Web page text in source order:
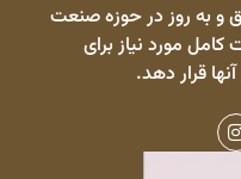
و به روز در حوزه صنعت
مورد نیاز برای
قرار دهد.